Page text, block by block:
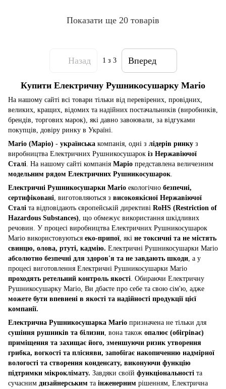
Показати ще 20 товарів
Назад 1 з 3 Вперед
Купити Електричну Рушникосушарку Mario
На нашому сайті всі товари тільки від перевірених, провідних,
великих, кращих, відомих та надійних постачальників (виробників,
брендів, торгових марок), які давно завоювали, за відгуками
покупців, довіру ринку в Україні.
Mario (Маріо) - українська компанія, одні з лідерів ринку з
виробництва Електричних Рушникосушарок із Нержавіючої
Сталі. На нашому сайті компанія Маріо представлена величезним
модельним рядом Електричних Рушникосушарок.
Електричні Рушникосушарки Mario екологічно безпечні,
сертифіковані, виготовляються з високоякісної Нержавіючої
Сталі та відповідають європейській директиві RoHS (Restriction of
Hazardous Substances), що обмежує використання шкідливих
речовин. У процесі виробництва Електричних Рушникосушарок
Mario використовуються еко-припої, які не токсичні та не містять
свинцю, олова, ртуті, кадмію. Електричні Рушникосушарки Mario
абсолютно безпечні для здоров'я та не завдають шкоди, а у
процесі виготовлення Електричні Рушникосушарки Mario
проходять ретельний контроль якості. Обираючи Електричну
Рушникосушарку Mario, Ви дбаєте про себе та свою сім'ю, адже
можете бути впевнені в якості та надійності продукції цієї
компанії.
Електрична Рушникосушарка Mario призначена не тільки для
сушіння рушників та білизни, вона також опалює (обігріває)
приміщення та захищає його, зменшуючи ризик утворення
грибка, вогкості та плісняви, запобігає накопиченню надмірної
вологості та створення конденсату, виконуючи функцію
підтримки мікроклімату. Завдяки своїй функціональності та
сучасним дизайнерським та інженерним рішенням, Електрична